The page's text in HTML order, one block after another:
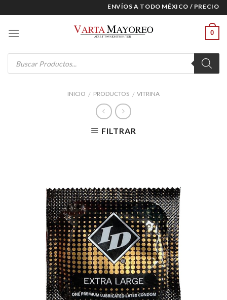
to
content
ENVÍOS A TODO MÉXICO / PRECIOS
0
Products
search
INICIO / PRODUCTOS / VITRINA
FILTRAR